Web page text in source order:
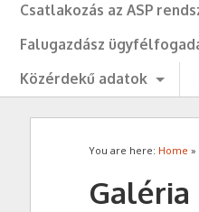
Csatlakozás az ASP
Falugazdász
Közérdekű adatok
You are here: Home »
Galéria